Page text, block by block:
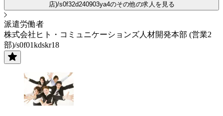
店)/s0f32d240903ya4のその他の求人を見る
派遣労働者
株式会社ヒト・コミュニケーションズ人材開発本部 (営業2
部)/s0f01kdskr18